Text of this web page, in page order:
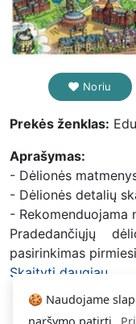
🍪 Naudojame
naršymo patirtį.
Noriu
Prekės ženklas:
Aprašymas:
- Dėlionės
- Dėlionės detalių
- Rekomenduojama
Pradedančiųjų
pasirinkimas
Skaityti daugiau...